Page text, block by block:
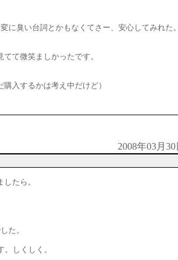
に臭い台詞とかもなくてさー、安心してみれた。
て微笑ましかったです。
入するかは考え中だけど）
2008年03月
たら。
た。
しくしく。